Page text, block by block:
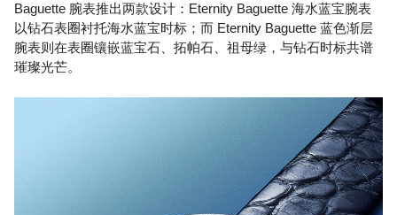
Baguette 腕表推出两款设计：Eternity Baguette 海水蓝宝腕表
以钻石表圈衬托海水蓝宝时标；而 Eternity Baguette 蓝色渐层
腕表则在表圈镶嵌蓝宝石、拓帕石、祖母绿，与钻石时标共谱
璀璨光芒。